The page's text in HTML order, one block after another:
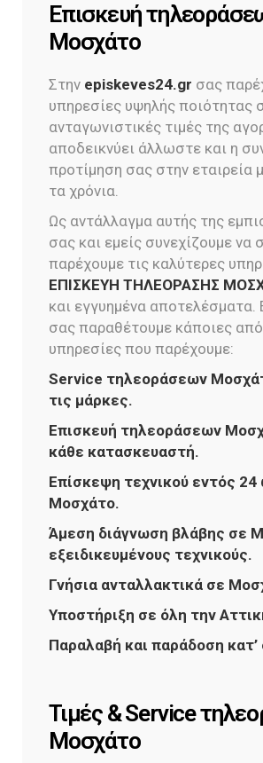
Επισκευή
Μοσχάτο
Στην episkeves24.gr σας
υπηρεσίες υψηλής ποιότητας
ανταγωνιστικές τιμές της
αποδεικνύει άλλωστε και η
προτίμηση σας στην εταιρεία
τα χρόνια.
Ως αντάλλαγμα αυτής της
σας και εμείς συνεχίζουμε να
παρέχουμε τις καλύτερες
ΕΠΙΣΚΕΥΗ ΤΗΛΕΟΡΑΣΗΣ
και εγγυημένα αποτελέσματα.
σας παραθέτουμε κάποιες από
υπηρεσίες που παρέχουμε:
Service τηλεοράσεων
τις μάρκες.
Επισκευή τηλεοράσεων
κάθε κατασκευαστή.
Επίσκεψη τεχνικού εντός
Μοσχάτο.
Άμεση διάγνωση βλάβης σε
εξειδικευμένους τεχνικούς.
Γνήσια ανταλλακτικά σε
Υποστήριξη σε όλη την
Παραλαβή και παράδοση κατ’
Τιμές & Service
Μοσχάτο